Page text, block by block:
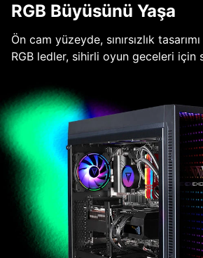
RGB Büyüsünü Yaşa
Ön cam yüzeyde, sınırsızlık
RGB ledler, sihirli oyun geceleri için